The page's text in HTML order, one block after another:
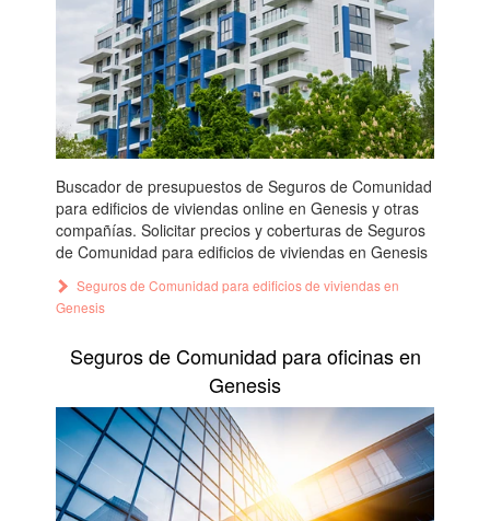
Buscador de presupuestos de Seguros de Comunidad
para edificios de viviendas online en Genesis y otras
compañías. Solicitar precios y coberturas de Seguros
de Comunidad para edificios de viviendas en Genesis
Seguros de Comunidad para edificios de viviendas en
Genesis
Seguros de Comunidad para oficinas en
Genesis